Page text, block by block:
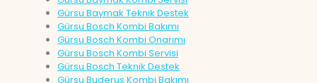
Gürsu Baymak Teknik Destek
Gürsu Bosch Kombi Bakımı
Gürsu Bosch Kombi Onarımı
Gürsu Bosch Kombi Servisi
Gürsu Bosch Teknik Destek
Gürsu Buderus Kombi Bakımı